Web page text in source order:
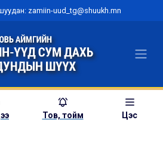
zamiin-uud_tg@shuukh.mn
Тов, тойм Цэс